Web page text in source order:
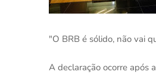
"O BRB é sólido, não vai
A declaração ocorre após